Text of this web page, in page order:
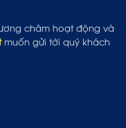
châm hoạt động và
muốn gửi tới quý khách